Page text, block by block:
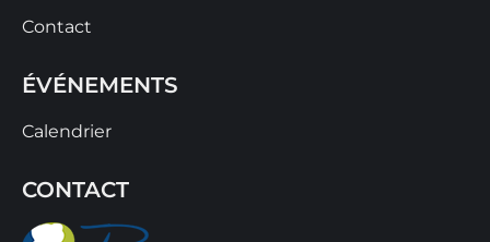
Contact
ÉVÉNEMENTS
Calendrier
CONTACT